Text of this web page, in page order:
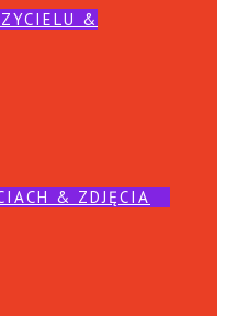
&
& ZDJĘCIA